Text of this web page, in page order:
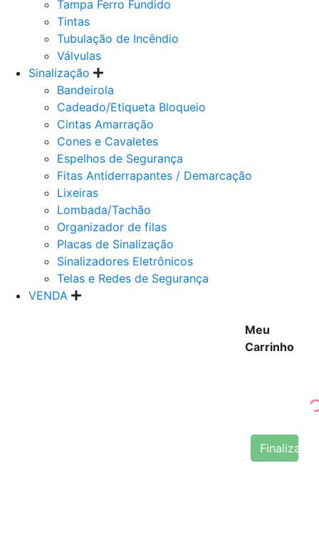
Tampa Ferro Fundido
Tintas
Tubulação de Incêndio
Válvulas
Sinalização
Bandeirola
Cadeado/Etiqueta Bloqueio
Cintas Amarração
Cones e Cavaletes
Espelhos de Segurança
Fitas Antiderrapantes / Demarcação
Lixeiras
Lombada/Tachão
Organizador de filas
Placas de Sinalização
Sinalizadores Eletrônicos
Telas e Redes de Segurança
VENDA
Meu
Carrinho
Finalizar